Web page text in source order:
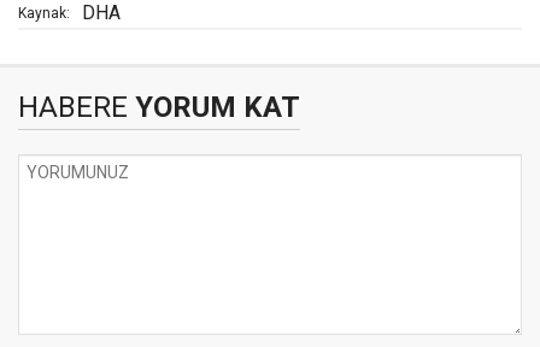
Kaynak: DHA
HABERE YORUM KAT